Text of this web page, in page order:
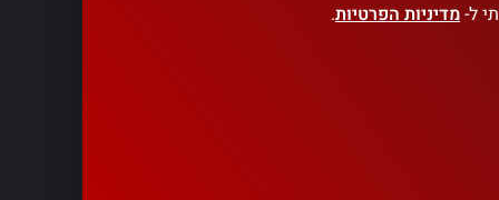
ל-מדיניות הפרטיות.